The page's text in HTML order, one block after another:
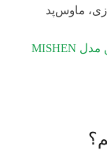
ماوس‌پد